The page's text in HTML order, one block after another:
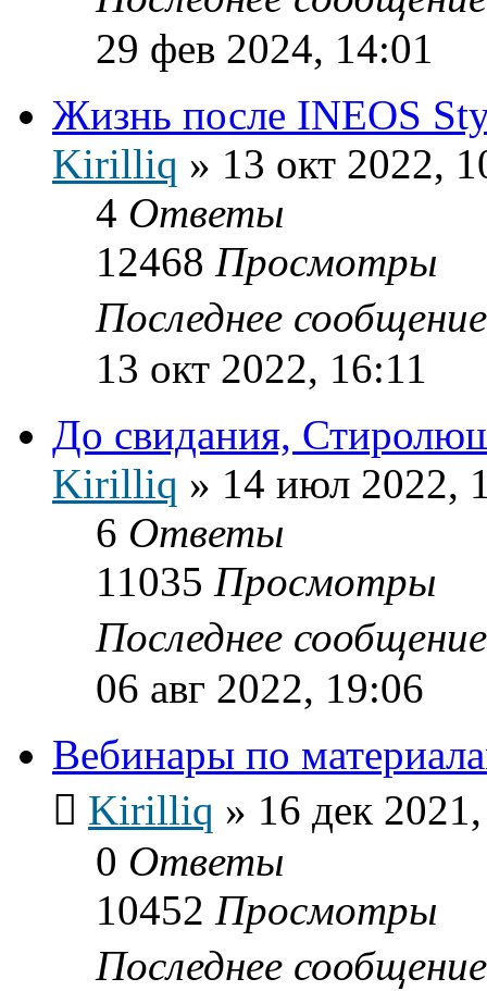
29 фев 2024, 14:01
Жизнь после INEOS
Kirilliq » 13 окт 2022,
4 Ответы
12468 Просмотры
Последнее
13 окт 2022, 16:11
До свидания,
Kirilliq » 14 июл 2022,
6 Ответы
11035 Просмотры
Последнее
06 авг 2022, 19:06
Вебинары по
Kirilliq » 16 дек
0 Ответы
10452 Просмотры
Последнее